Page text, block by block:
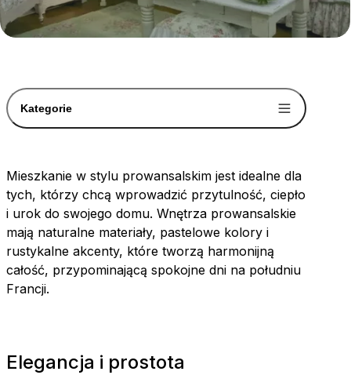
Kategorie
Mieszkanie w stylu prowansalskim jest idealne dla
tych, którzy chcą wprowadzić przytulność, ciepło
i urok do swojego domu. Wnętrza prowansalskie
mają naturalne materiały, pastelowe kolory i
rustykalne akcenty, które tworzą harmonijną
całość, przypominającą spokojne dni na południu
Francji.
Elegancja i prostota